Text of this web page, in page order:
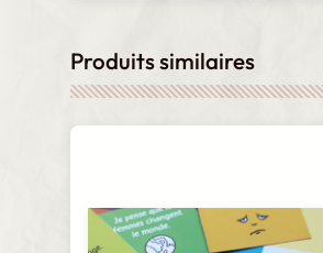
Produits similaires